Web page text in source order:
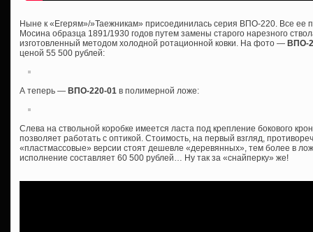
Ныне к «Егерям»/»Таежникам» присоединилась серия ВПО-220. Все ее
Мосина образца 1891/1930 годов путем замены старого нарезного
изготовленный методом холодной ротационной ковки. На фото — ВПО-
ценой 55 500 рублей:
А теперь — ВПО-220-01 в полимерной ложе:
Слева на ствольной коробке имеется ласта под крепление бокового
позволяет работать с оптикой. Стоимость, на первый взгляд,
«пластмассовые» версии стоят дешевле «деревянных», тем более в
исполнение составляет 60 500 рублей… Ну так за «снайперку» же!